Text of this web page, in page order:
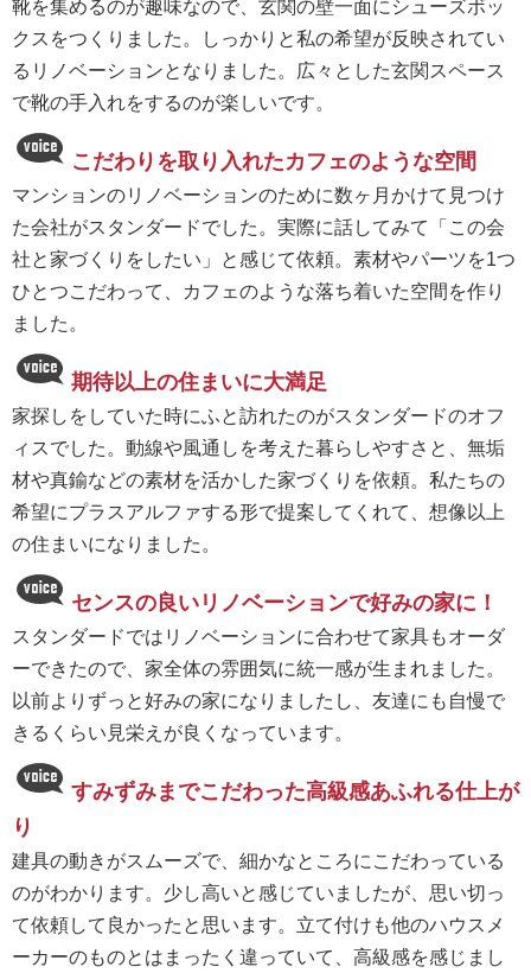
靴を集めるのが趣味なので、玄関の壁一面にシューズボッ
クスをつくりました。しっかりと私の希望が反映されてい
るリノベーションとなりました。広々とした玄関スペース
で靴の手入れをするのが楽しいです。
こだわりを取り入れたカフェのような空間
マンションのリノベーションのために数ヶ月かけて見つけ
た会社がスタンダードでした。実際に話してみて「この会
社と家づくりをしたい」と感じて依頼。素材やパーツを1つ
ひとつこだわって、カフェのような落ち着いた空間を作り
ました。
期待以上の住まいに大満足
家探しをしていた時にふと訪れたのがスタンダードのオフ
ィスでした。動線や風通しを考えた暮らしやすさと、無垢
材や真鍮などの素材を活かした家づくりを依頼。私たちの
希望にプラスアルファする形で提案してくれて、想像以上
の住まいになりました。
センスの良いリノベーションで好みの家に！
スタンダードではリノベーションに合わせて家具もオーダ
ーできたので、家全体の雰囲気に統一感が生まれました。
以前よりずっと好みの家になりましたし、友達にも自慢で
きるくらい見栄えが良くなっています。
すみずみまでこだわった高級感あふれる仕上が
り
建具の動きがスムーズで、細かなところにこだわっている
のがわかります。少し高いと感じていましたが、思い切っ
て依頼して良かったと思います。立て付けも他のハウスメ
ーカーのものとはまったく違っていて、高級感を感じまし